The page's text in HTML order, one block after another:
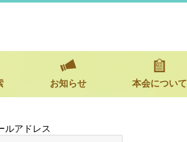
お知らせ 本会について